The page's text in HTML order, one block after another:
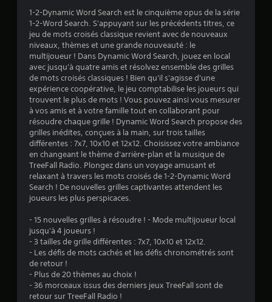
é
v
a
u
a
t
o
n
1-2-Dynamic Word Search est le cinquième opus de la série
1-2-Word Search. S'appuyant sur les précédents titres, ce
jeu de mots croisés classique revient avec de nouveaux
niveaux, thèmes et une grande nouveauté : le
multijoueur ! Dans Dynamic Word Search, jouez en local
avec jusqu'à quatre amis et résolvez ensemble des grilles
de mots croisés classiques ! Bien qu'il s'agisse d'une
expérience coopérative, le jeu comptabilise les joueurs qui
trouvent le plus de mots ! Vous pouvez ainsi vous mesurer
à vos amis et à votre famille tout en collaborant pour
résoudre chaque grille ! Dynamic Word Search propose des
grilles inédites, conçues à la main, sur trois tailles
différentes : 7x7, 10x10 et 12x12. Choisissez votre ambiance
en changeant le thème d'arrière-plan et la musique de
TreeFall Radio. Plongez dans un voyage amusant et
relaxant à travers les mots croisés de 1-2-Dynamic Word
Search ! De nouvelles grilles captivantes attendent les
joueurs les plus perspicaces.
- 15 nouvelles grilles à résoudre ! - Mode multijoueur local
jusqu'à 4 joueurs !
- 3 tailles de grille différentes : 7x7, 10x10 et 12x12.
- Les défis de mots cachés et les défis chronométrés sont
de retour !
- Plus de 20 thèmes au choix !
- 36 morceaux issus des derniers jeux TreeFall sont de
retour sur TreeFall Radio !